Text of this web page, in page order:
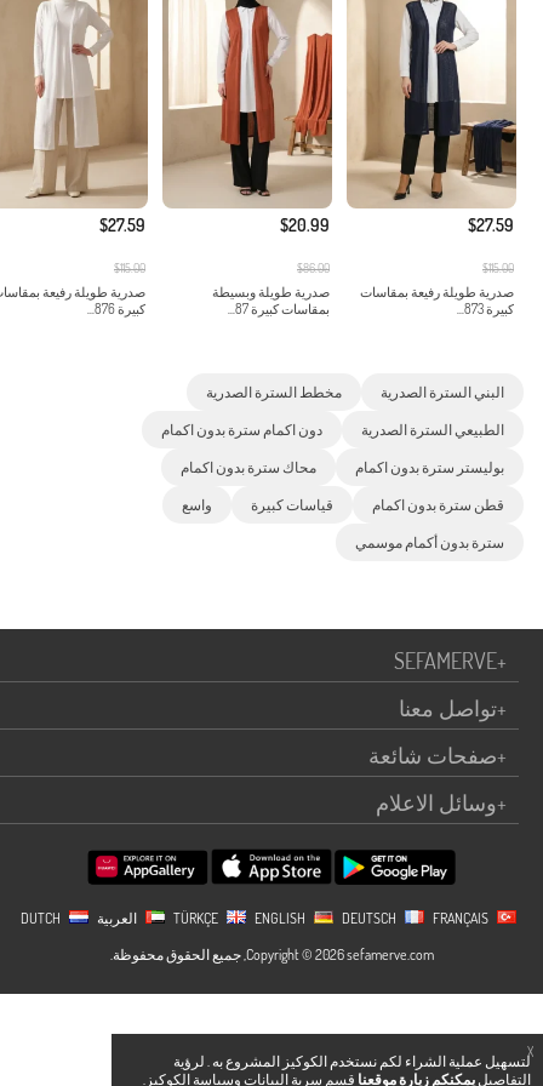
Xلتسهيل عملية الشراء لكم نستخدم الكوكيز المشروع به . لرؤية
التفاصيليمكنكم زيارة موقعنا قسم سرية البيانات وسياسة الكوكيز.
$27.59
$115.00
صدرية طويلة رفيعة بمقاسات
كبيرة 873...
$20.99
$86.00
صدرية طويلة وبسيطة
بمقاسات كبيرة 87...
$27.59
$115.00
صدرية طويلة رفيعة
كبيرة 876...
البني السترة الصدرية مخطط السترة الصدرية
الطبيعي السترة الصدرية دون اكمام سترة بدون اكمام
بوليستر سترة بدون اكمام محاك سترة بدون اكمام
قطن سترة بدون اكمام قياسات كبيرة واسع
سترة بدون أكمام موسمي
SEFAMERVE+
تواصل معنا+
صفحات شائعة+
وسائل الاعلام+
ENGLISH DEUTSCH FRANÇAIS العربية
Copyright © 2026 sefamerve.com, جميع الحقوق محفوظة.